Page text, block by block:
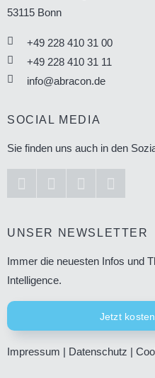
53115 Bonn
+49 228 410 31 00
+49 228 410 31 11
info@abracon.de
SOCIAL MEDIA
Sie finden uns auch in den
UNSER NEWSLETTER
Immer die neuesten Infos und
Intelligence.
Jetzt
Impressum | Datenschutz |